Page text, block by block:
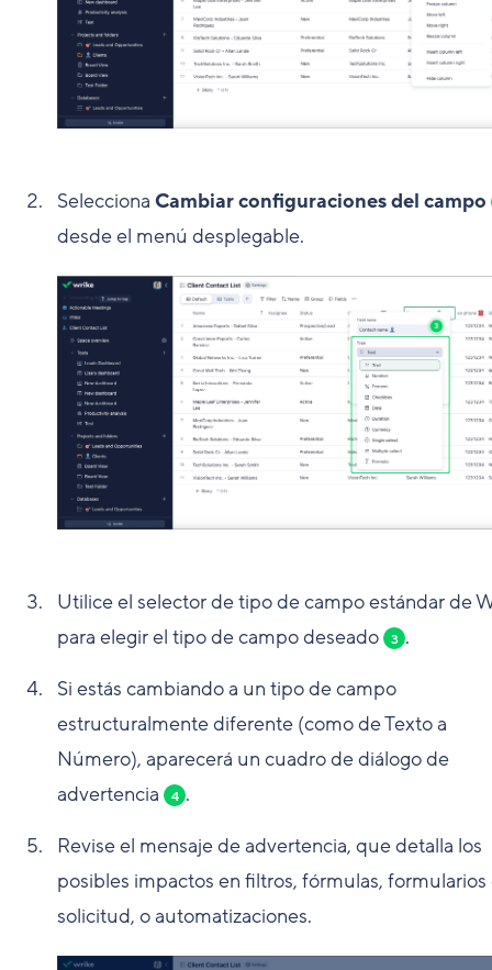
Selecciona Cambiar configuraciones del campo
desde el menú desplegable.
Utilice el selector de tipo de campo estándar de
para elegir el tipo de campo deseado
3 .
Si estás cambiando a un tipo de campo
estructuralmente diferente (como de Texto a
Número), aparecerá un cuadro de diálogo de
advertencia
4 .
Revise el mensaje de advertencia, que detalla los
posibles impactos en filtros, fórmulas, formularios
solicitud, o automatizaciones.